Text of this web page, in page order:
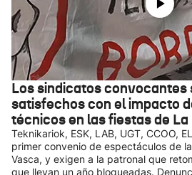
Los sindicatos convocantes
satisfechos con el impacto
técnicos en las fiestas de
Teknikariok, ESK, LAB, UGT, CCOO,
primer convenio de espectáculos de
Vasca, y exigen a la patronal que
que llevan un año bloqueadas.